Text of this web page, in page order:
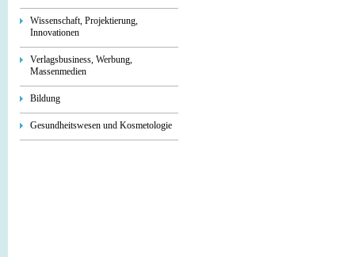
Wissenschaft, Projektierung,
Innovationen
Verlagsbusiness, Werbung,
Massenmedien
Bildung
Gesundheitswesen und Kosmetologie